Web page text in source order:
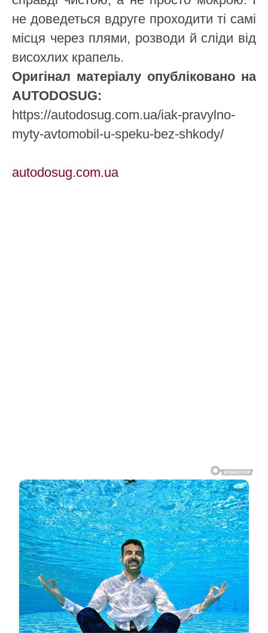
не доведеться вдруге проходити ті самі
місця через плями, розводи й сліди від
висохлих крапель.
Оригінал матеріалу опубліковано на
AUTODOSUG:
https://autodosug.com.ua/iak-pravylno-
myty-avtomobil-u-speku-bez-shkody/
autodosug.com.ua